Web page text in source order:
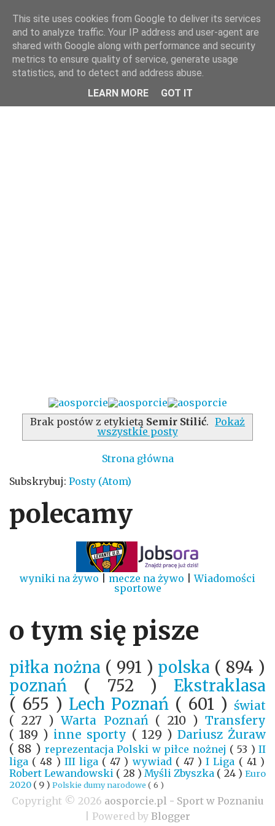
Menu
Brak postów z etykietą Semir Stilić. Pokaż
wszystkie posty
Strona główna
Subskrybuj: Posty (Atom)
polecamy
wyniki na żywo mecze na żywo |Wiadomości
sportowe
o tym się pisze
piłka nożna ( 991 ) polska ( 894 )
poznań ( 752 ) Ekstraklasa
( 655 ) Lech Poznań ( 601 ) świat
( 227 )Warta Poznań ( 210 ) Transfery
( 189 ) inne sporty ( 129 ) Dariusz Żuraw
( 88 )reprezentacja Polski w piłce nożnej ( 53 )II
liga ( 48 ) III liga ( 47 ) wywiad ( 47 )I Liga ( 41 )
Robert Lewandowski ( 28 ) Myśli Zbyszka ( 24 )Euro
2020 ( 9 ) Polskie dumy narodowe ( 6 )
Copyright © 2026 aosporcie.pl - Sport w Poznaniu
| Powered by Blogger
This site uses cookies from Google to deliver its services
and to analyze traffic. Your IP address and user-agent are
shared with Google along with performance and security
metrics to ensure quality of service, generate usage
statistics, and to detect and address abuse.
LEARN MORE
GOT IT